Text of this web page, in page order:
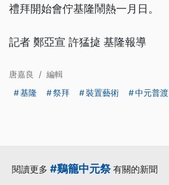
禮拜開始會佇基隆鬧熱一月日。
記者 鄭亞宣 許猛㨗 基隆報導
唐嘉良 / 編輯
基隆
祭拜 裝置藝術 中元普渡
閱讀更多 #鷄籠中元祭有關的新聞